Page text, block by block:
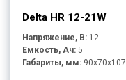
Delta HR 12-21W
Напряжение, В: 12
Емкость, Ач: 5
Габариты, мм: 90x70x107